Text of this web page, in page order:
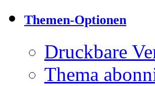
Themen-Optionen
Druckbare
Thema